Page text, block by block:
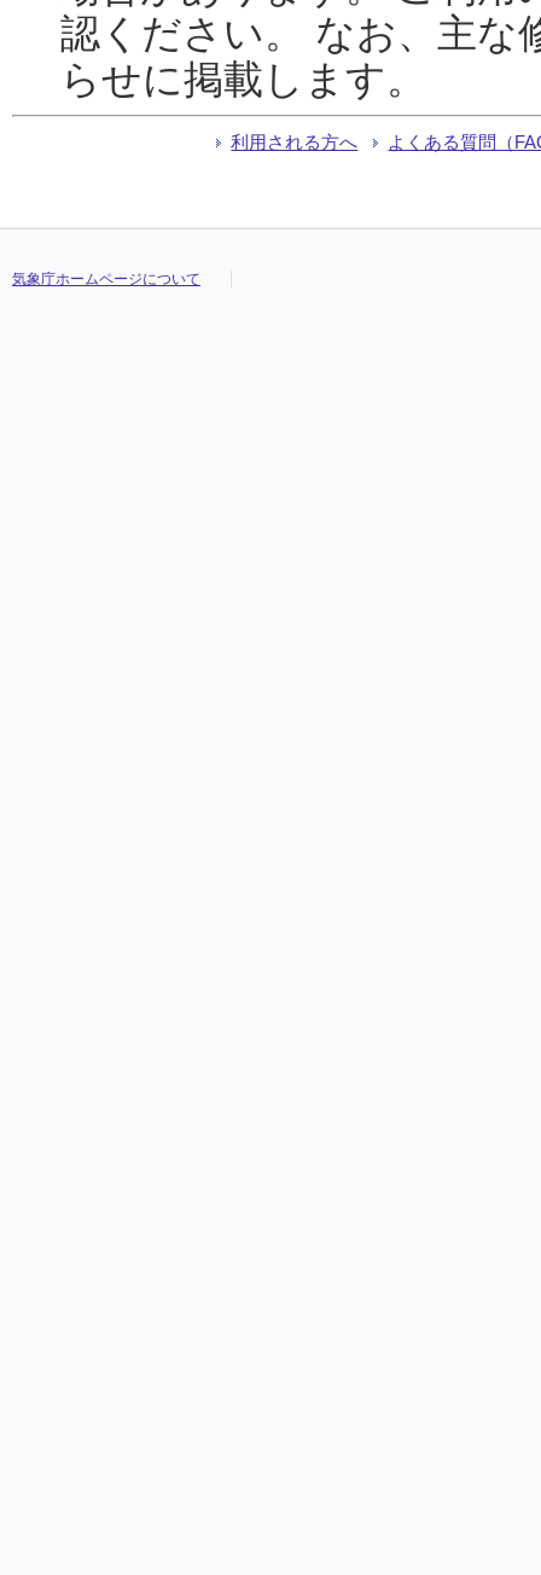
認ください。 なお、主な
らせに掲載します。
利用される方へ よくある質問（
気象庁ホームページについて